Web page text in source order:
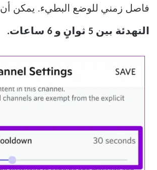
فاصل زمني للوضع البطيء. يمكن أن
التهدئة بين 5 ثوانٍ و 6 ساعات.